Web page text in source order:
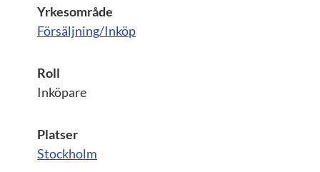
Yrkesområde
Försäljning/Inköp
Roll
Inköpare
Platser
Stockholm